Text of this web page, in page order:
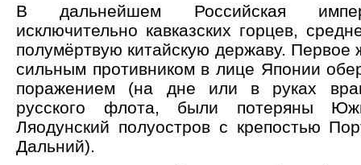
В дальнейшем Российская
исключительно кавказских горцев,
полумёртвую китайскую державу. Первое
сильным противником в лице Японии
поражением (на дне или в руках
русского флота, были потеряны
Ляодунский полуостров с крепостью
Дальний).